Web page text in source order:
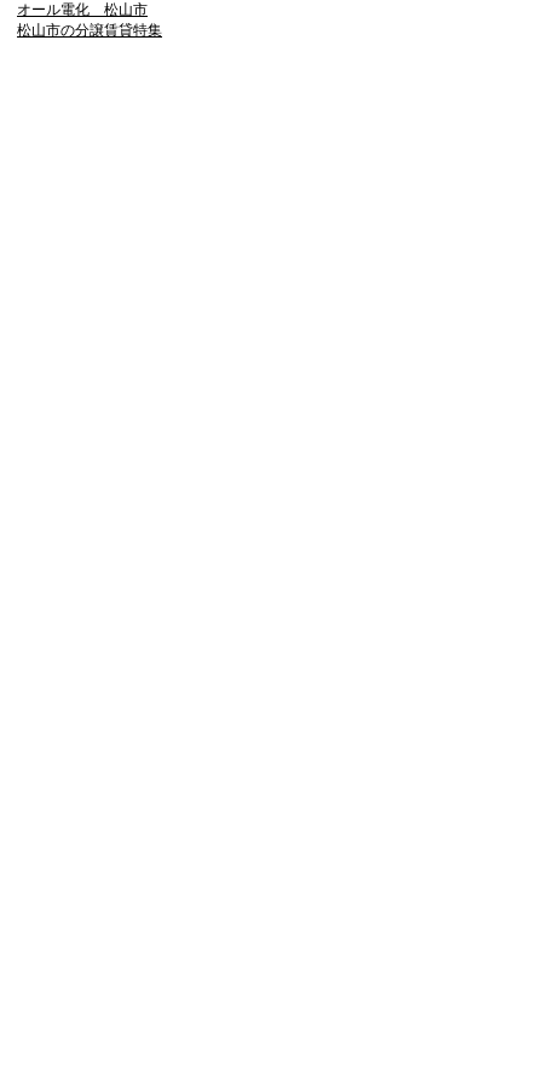
オール電化 松山市
松山市の分譲賃貸特集